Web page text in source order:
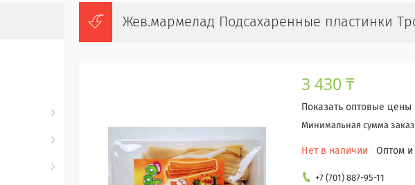
Жев.мармелад Подсахаренные пластинки
3 430 ₸
Показать оптовые цены
Минимальная сумма
Нет в наличии Оптом и
+7 (701) 887-95-11